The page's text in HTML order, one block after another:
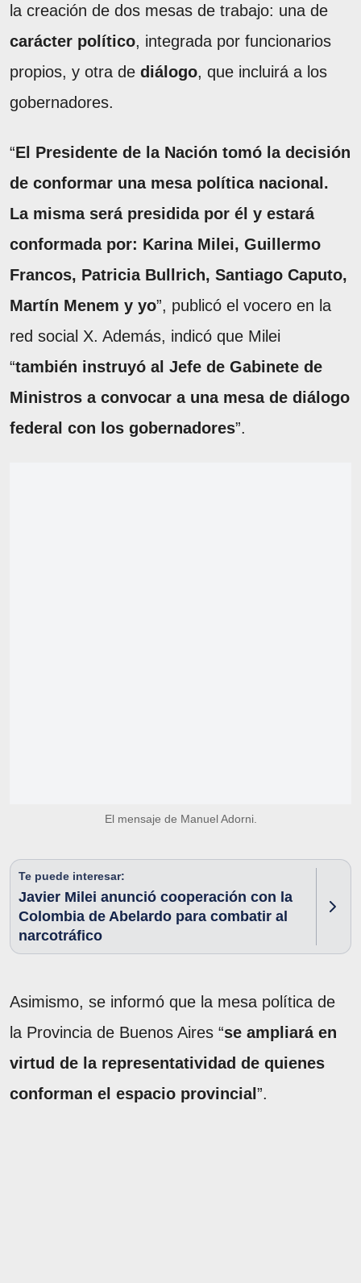
la creación de dos mesas de trabajo: una de
carácter político, integrada por funcionarios
propios, y otra de diálogo, que incluirá a los
gobernadores.
“El Presidente de la Nación tomó la decisión
de conformar una mesa política nacional.
La misma será presidida por él y estará
conformada por: Karina Milei, Guillermo
Francos, Patricia Bullrich, Santiago Caputo,
Martín Menem y yo”, publicó el vocero en la
red social X. Además, indicó que Milei
“también instruyó al Jefe de Gabinete de
Ministros a convocar a una mesa de diálogo
federal con los gobernadores”.
El mensaje de Manuel Adorni.
Te puede interesar:
Javier Milei anunció cooperación con la
Colombia de Abelardo para combatir al
narcotráfico
Asimismo, se informó que la mesa política de
la Provincia de Buenos Aires “se ampliará en
virtud de la representatividad de quienes
conforman el espacio provincial ”.